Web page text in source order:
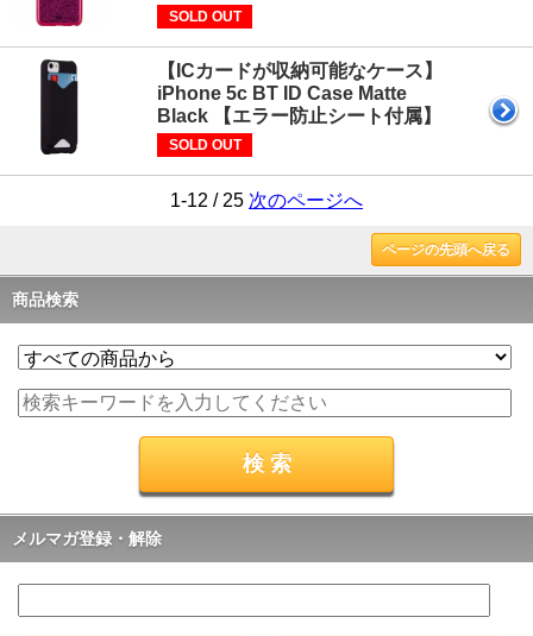
SOLD OUT
【ICカードが収納可能なケース】
iPhone 5c BT ID Case Matte
Black 【エラー防止シート付属】
SOLD OUT
1-12 / 25 次のページへ
ページの先頭へ戻る
商品検索
メルマガ登録・解除